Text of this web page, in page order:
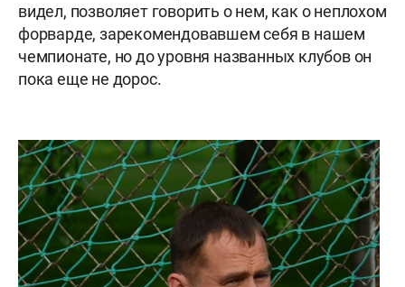
видел, позволяет говорить о нем, как о неплохом
форварде, зарекомендовавшем себя в нашем
чемпионате, но до уровня названных клубов он
пока еще не дорос.